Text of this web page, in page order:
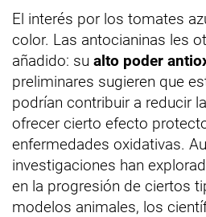
El interés por los tomates
color. Las antocianinas les
añadido: su alto poder
preliminares sugieren que
podrían contribuir a reducir
ofrecer cierto efecto
enfermedades oxidativas.
investigaciones han
en la progresión de ciertos
modelos animales, los